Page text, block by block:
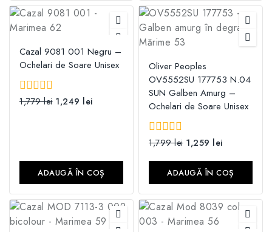
Cazal 9081 001 Negru –
Ochelari de Soare Unisex
0
1,779lei 1,249 lei
ADAUGĂ ÎN COȘ
Oliver Peoples
OV5552SU 177753 N.04
SUN Galben Amurg –
Ochelari de Soare Unisex
0
5
1,799lei 1,259 lei
ADAUGĂ ÎN COȘ